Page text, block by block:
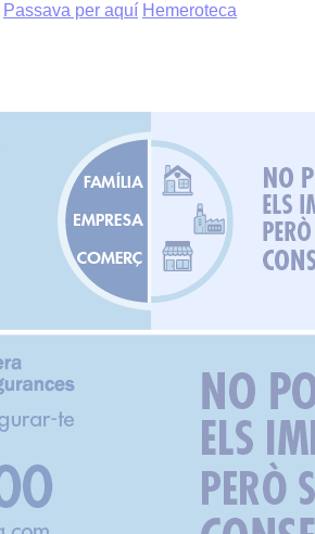
Passava per aquí Hemeroteca